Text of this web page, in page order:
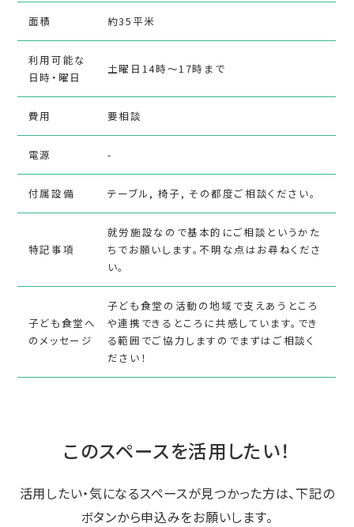
面積 約35平米
利用可能な
日時・曜日
土曜日14時～17時まで
費用 要相談
電源 -
付属設備 テーブル, 椅子, その都度ご相談ください。
特記事項
就労施設なので基本的にご相談というかた
ちでお願いします。不明な点はお尋ねくださ
い。
子ども食堂へ
のメッセージ
子ども食堂の活動の地域で支えあうところ
や連携できるところに共感しています。でき
る範囲でご協力しますのでまずはご相談く
ださい！
このスペースを活用したい！
活用したい・気になるスペースが見つかった方は、下記の
ボタンから申込みをお願いします。